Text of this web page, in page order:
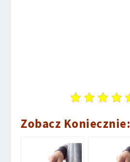
Zobacz Koniecznie: